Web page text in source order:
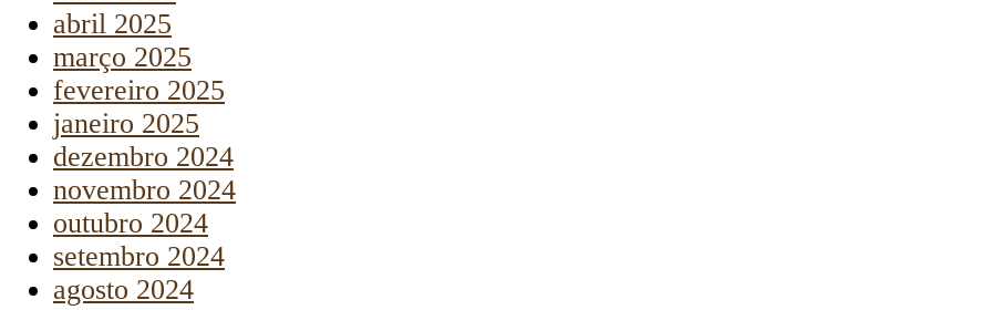
abril 2025
março 2025
fevereiro 2025
janeiro 2025
dezembro 2024
novembro 2024
outubro 2024
setembro 2024
agosto 2024